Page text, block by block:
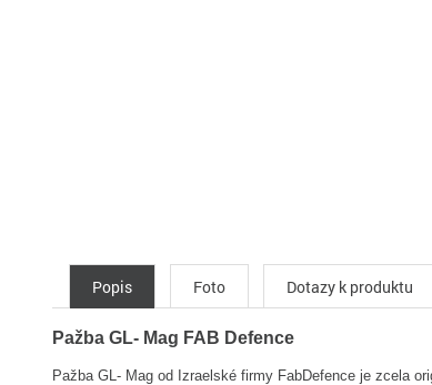
Popis Foto Dotazy k produktu
Pažba GL- Mag FAB Defence
Pažba GL- Mag od Izraelské firmy FabDefence je zcela